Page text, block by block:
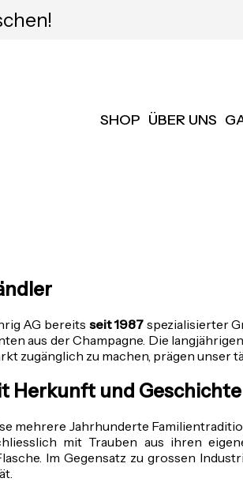
SHOP ÜBER UNS
AG bereits seit 1987 spezialisierter
aus der Champagne. Die
zugänglich zu machen, prägen unser
Herkunft und Geschichte
mehrere Jahrhunderte
mit Trauben aus ihren
Im Gegensatz zu grossen